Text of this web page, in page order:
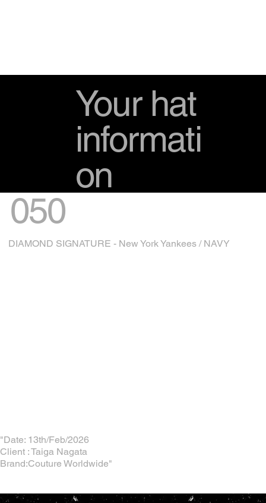
Your hat
informati
on
050
DIAMOND SIGNATURE - New York Yankees / NAVY
"Date: 13th/Feb/2026
Client : Taiga Nagata
Brand:Couture Worldwide"